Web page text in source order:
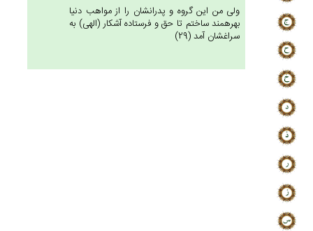
ولى من اين گروه و پدرانشان را از مواهب دنيا
بهره‏مند ساختم تا حق و فرستاده آشكار (الهى) به
سراغشان آمد (29)